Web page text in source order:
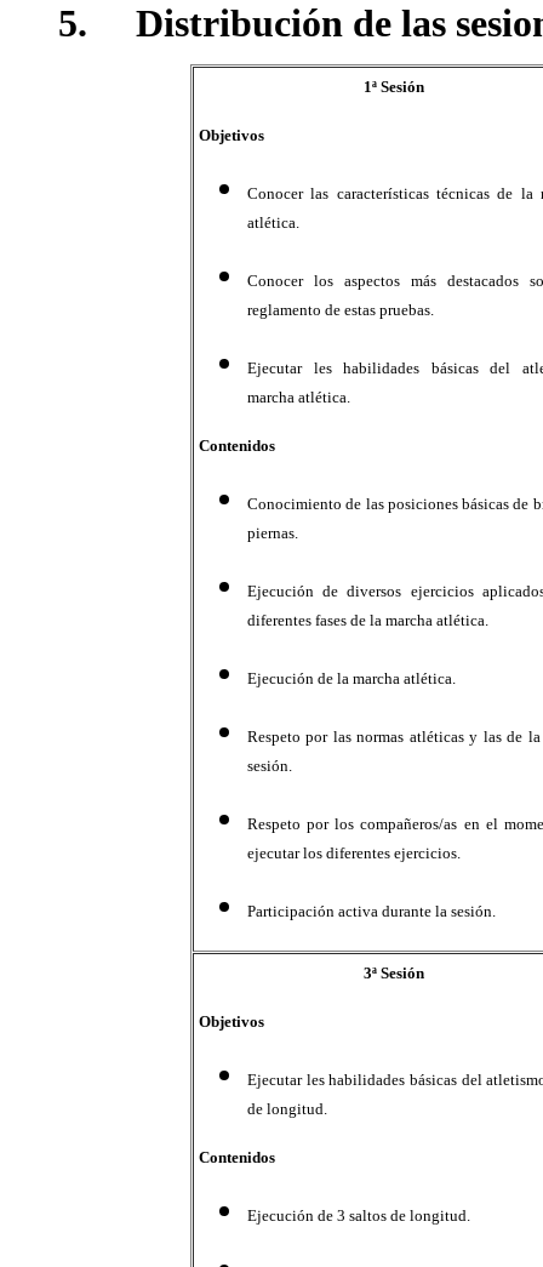
5. Distribución de las
1ª Sesión
Objetivos
Conocer las características técnicas de la
atlética.
Conocer los aspectos más destacados
reglamento de estas pruebas.
Ejecutar les habilidades básicas del
marcha atlética.
Contenidos
Conocimiento de las posiciones básicas de
piernas.
Ejecución de diversos ejercicios
diferentes fases de la marcha atlética.
Ejecución de la marcha atlética.
Respeto por las normas atléticas y las de
sesión.
Respeto por los compañeros/as en el
ejecutar los diferentes ejercicios.
Participación activa durante la sesión.
3ª Sesión
Objetivos
Ejecutar les habilidades básicas del
de longitud.
Contenidos
Ejecución de 3 saltos de longitud.